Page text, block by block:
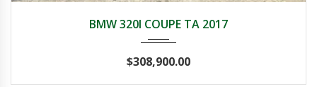
BMW 320I COUPE TA 2017
$308,900.00